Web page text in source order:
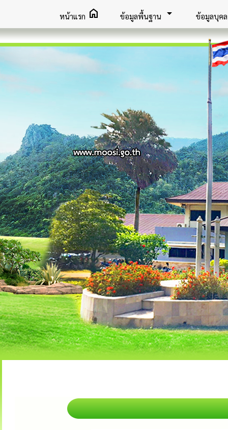
หน้าแรก home ข้อมูลพื้นฐาน arrow_drop_down ข้อมูลบุคล